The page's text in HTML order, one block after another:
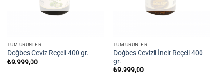
TÜM ÜRÜNLER
Doğbes Ceviz Reçeli 400 gr.
₺9.999,00
TÜM ÜRÜNLER
Doğbes Cevizli İncir Reçeli 400
gr.
₺9.999,00